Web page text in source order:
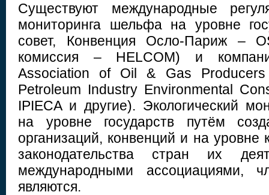
Существуют международные
мониторинга шельфа на уровне
совет, Конвенция Осло-Париж –
комиссия – HELCOM) и
Association of Oil & Gas
Petroleum Industry Environmental
IPIECA и другие). Экологический
на уровне государств путём
организаций, конвенций и на уровне
законодательства стран их
международными ассоциациями,
являются.